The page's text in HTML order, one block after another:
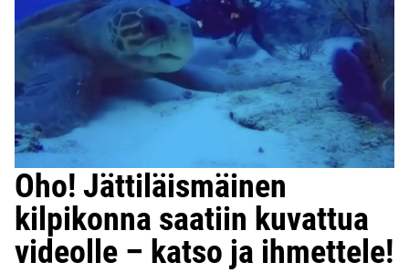
Oho! Jättiläismäinen
kilpikonna saatiin kuvattua
videolle – katso ja ihmettele!